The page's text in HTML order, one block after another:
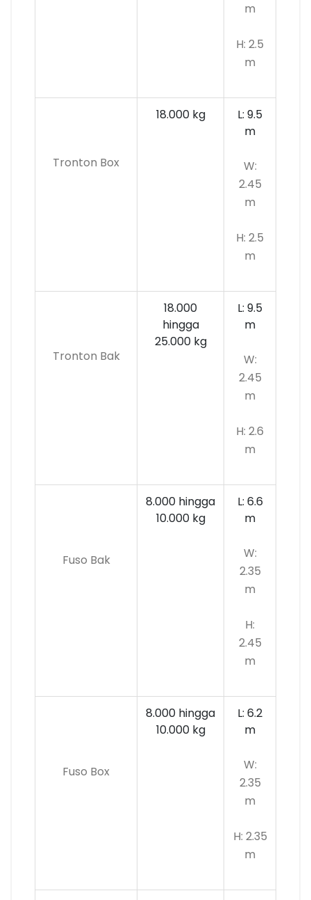
m
H: 2.5
m
Tronton Box
18.000 kg
L: 9.5
m
W:
2.45
m
H: 2.5
m
Tronton Bak
18.000
hingga
25.000 kg
L: 9.5
m
W:
2.45
m
H: 2.6
m
Fuso Bak
8.000 hingga
10.000kg
L: 6.6
m
W:
2.35
m
H:
2.45
m
Fuso Box
8.000 hingga
10.000 kg
L: 6.2
m
W:
2.35
m
H: 2.35
m